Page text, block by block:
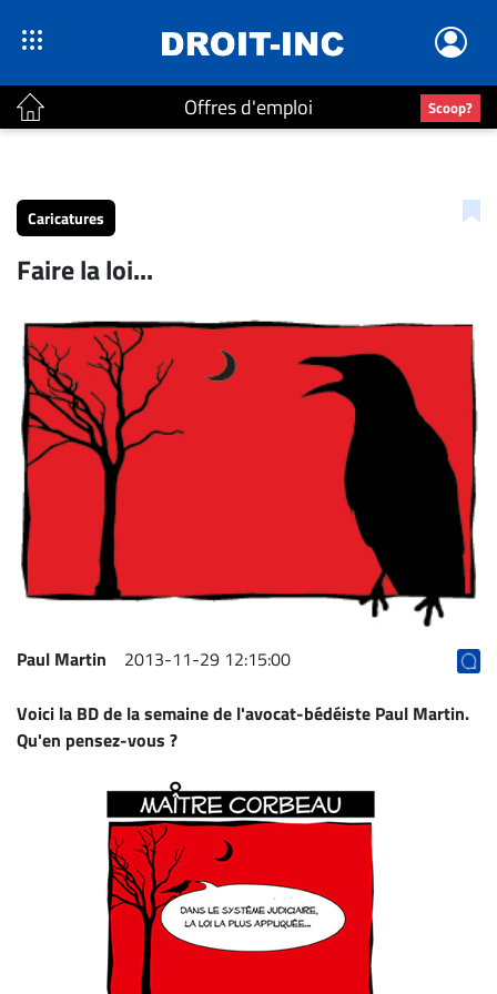
Offres d'emploi Scoop?
Accueil
Continu
Bureaux
Conseillers
Juridiques
Campus
Carrière
Archives
CARRIÈRE
ET
ET
JURISTES
Formation
Continue
CABINETS
Caricatures
Faire la loi...
Paul Martin 2013-11-29 12:15:00
Voici la BD de la semaine de l'avocat-bédéiste Paul Martin.
Qu'en pensez-vous ?